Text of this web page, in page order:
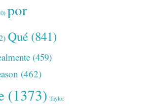
por
Qué (841)
(459)
(462)
(1373) Taylor